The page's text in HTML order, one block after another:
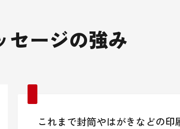
セージの強み
これまで封筒やはがきなどの印